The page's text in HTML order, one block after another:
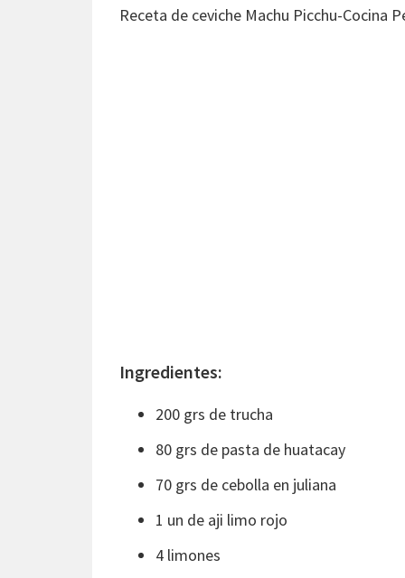
Receta de ceviche Machu Picchu-Cocina
Ingredientes:
200 grs de trucha
80 grs de pasta de huatacay
70 grs de cebolla en juliana
1 un de aji limo rojo
4 limones